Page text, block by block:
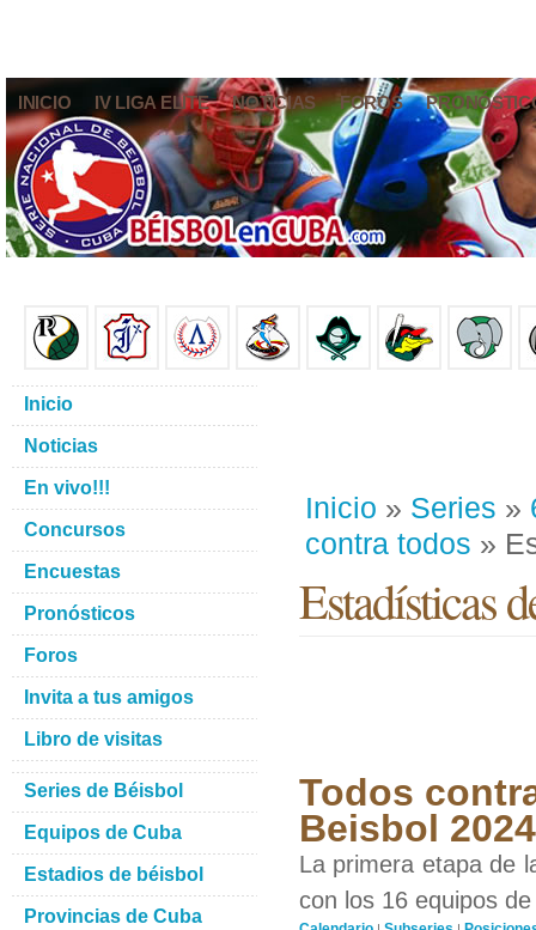
INICIO IV LIGA ELITE NOTICIAS FOROS
Inicio » Series »
contra todos »
Estadísticas
Todos
Beisbol 2024
La primera etapa de
con los 16 equipos
Inicio
Noticias
En vivo!!!
Concursos
Encuestas
Pronósticos
Foros
Invita a tus amigos
Libro de visitas
Series de Béisbol
Equipos de Cuba
Estadios de béisbol
Provincias de Cuba